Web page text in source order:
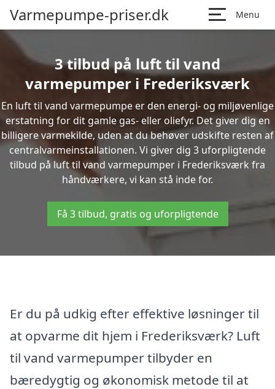
Varmepumpe-priser.dk Menu
3 tilbud på luft til vand
varmepumper i Frederiksværk
En luft til vand varmepumpe er den energi- og miljøvenlige
erstatning for dit gamle gas- eller oliefyr. Det giver dig en
billigere varmekilde, uden at du behøver udskifte resten af
centralvarmeinstallationen. Vi giver dig 3 uforpligtende
tilbud på luft til vand varmepumper i Frederiksværk fra
håndværkere, vi kan stå inde for.
Få 3 tilbud, gratis og uforpligtende
Er du på udkig efter effektive løsninger til
at opvarme dit hjem i Frederiksværk? Luft
til vand varmepumper tilbyder en
bæredygtig og økonomisk metode til at